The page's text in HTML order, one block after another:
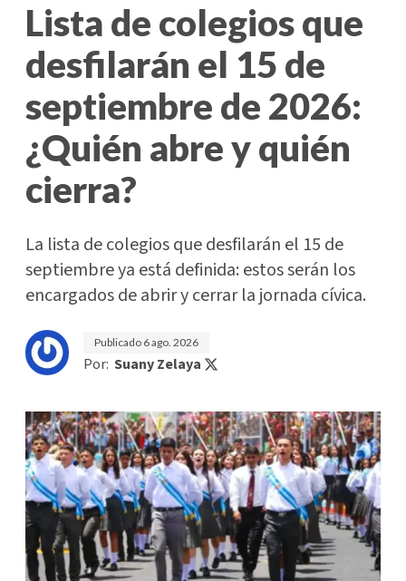
Lista de colegios que
desfilarán el 15 de
septiembre de 2026:
¿Quién abre y quién
cierra?
La lista de colegios que desfilarán el 15 de
septiembre ya está definida: estos serán los
encargados de abrir y cerrar la jornada cívica.
Publicado 6 ago. 2026
Por: Suany Zelaya